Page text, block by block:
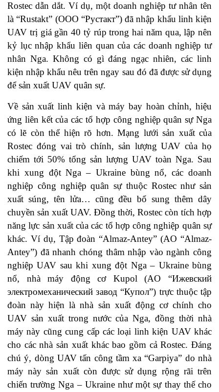
Rostec dẫn dắt. Ví dụ, một doanh nghiệp tư nhân tên
là “Rustakt” (ООО “Рустакт”) đã nhập khẩu linh kiện
UAV trị giá gần 40 tỷ rúp trong hai năm qua, lập nên
kỷ lục nhập khẩu liên quan của các doanh nghiệp tư
nhân Nga. Không có gì đáng ngạc nhiên, các linh
kiện nhập khẩu nêu trên ngay sau đó đã được sử dụng
để sản xuất UAV quân sự.
Về sản xuất linh kiện và máy bay hoàn chỉnh, hiệu
ứng liên kết của các tổ hợp công nghiệp quân sự Nga
có lẽ còn thể hiện rõ hơn. Mạng lưới sản xuất của
Rostec đóng vai trò chính, sản lượng UAV của họ
chiếm tới 50% tổng sản lượng UAV toàn Nga. Sau
khi xung đột Nga – Ukraine bùng nổ, các doanh
nghiệp công nghiệp quân sự thuộc Rostec như sản
xuất súng, tên lửa… cũng đều bổ sung thêm dây
chuyền sản xuất UAV. Đồng thời, Rostec còn tích hợp
năng lực sản xuất của các tổ hợp công nghiệp quân sự
khác. Ví dụ, Tập đoàn “Almaz-Antey” (AO “Almaz-
Antey”) đã nhanh chóng thâm nhập vào ngành công
nghiệp UAV sau khi xung đột Nga – Ukraine bùng
nổ, nhà máy động cơ Kupol (AO “Ижевский
электромеханический завод “Купол”) trực thuộc tập
đoàn này hiện là nhà sản xuất động cơ chính cho
UAV sản xuất trong nước của Nga, đồng thời nhà
máy này cũng cung cấp các loại linh kiện UAV khác
cho các nhà sản xuất khác bao gồm cả Rostec. Đáng
chú ý, dòng UAV tấn công tầm xa “Garpiya” do nhà
máy này sản xuất còn được sử dụng rộng rãi trên
chiến trường Nga – Ukraine như một sự thay thế cho